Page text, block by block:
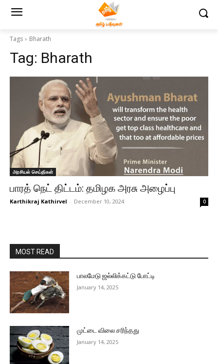
Tags Bharath
Tag: Bharath
அரசியல் செய்திகள்
பாரத் நெட் திட்டம்: தமிழக அரசு அழைப்பு
Karthikraj Kathirvel - December 10, 2024 0
MOST READ
பாலமேடு ஜல்லிக்கட்டு போட்டி
January 14, 2025
முட்டை விலை சரிந்தது
January 14, 2025